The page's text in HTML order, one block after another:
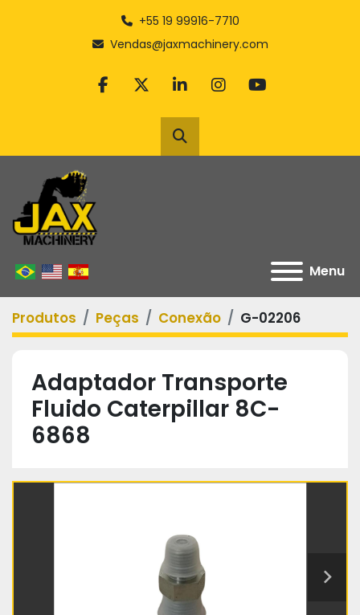
+55 19 99916-7710
Vendas@jaxmachinery.com
facebook
twitterlinkedininstagram
youtube
Pesquisar
Menu
Produtos Peças Conexão G-02206
Adaptador Transporte
Fluido Caterpillar 8C-
6868